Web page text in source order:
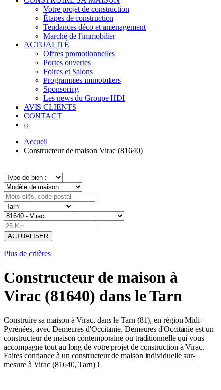
Votre projet de construction
Étapes de construction
Tendances déco et aménagement
Marché de l'immobilier
ACTUALITÉ
Offres promotionnelles
Portes ouvertes
Foires et Salons
Programmes immobiliers
Sponsoring
Les news du Groupe HDI
AVIS CLIENTS
CONTACT
⌕
Accueil
Constructeur de maison Virac (81640)
ACTUALISER
Plus de critères
Constructeur de maison à
Virac (81640) dans le Tarn
Construire sa maison à Virac, dans le Tarn (81), en région Midi-
Pyrénées, avec Demeures d'Occitanie. Demeures d'Occitanie est un
constructeur de maison contemporaine ou traditionnelle qui vous
accompagne tout au long de votre projet de construction à Virac.
Faites confiance à un constructeur de maison individuelle sur-
mesure à Virac (81640, Tarn) !